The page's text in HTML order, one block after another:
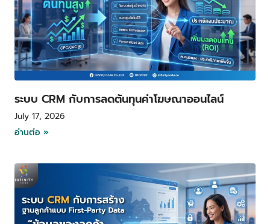
ระบบ CRM กับการลดต้นทุนค่าโฆษณาออนไลน์
July 17, 2026
อ่านต่อ »